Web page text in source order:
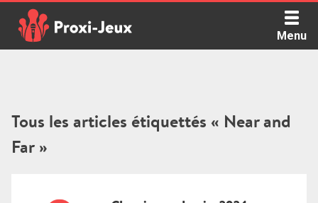
content
Menu
Tous les articles étiquettés « Near and
Far »